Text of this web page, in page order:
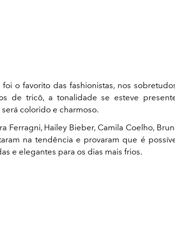
o favorito das fashionistas, nos
de tricô, a tonalidade se esteve
colorido e charmoso.
Ferragni, Hailey Bieber, Camila Coelho,
na tendência e provaram que é
e elegantes para os dias mais frios.